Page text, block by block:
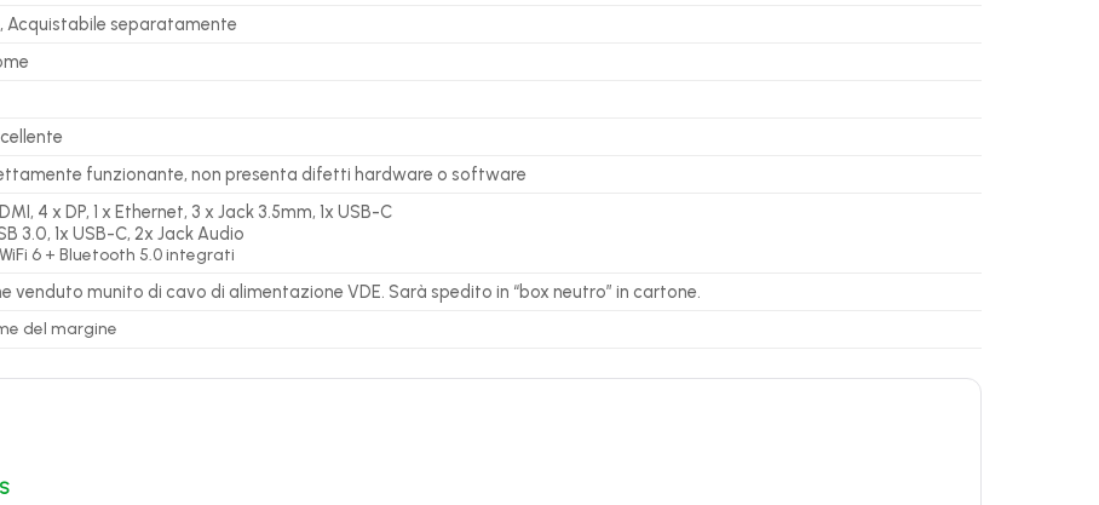
Acquistabile separatamente
funzionante, non presenta difetti hardware o software
4 x DP, 1 x Ethernet, 3 x Jack 3.5mm, 1x USB-C
3.0, 1x USB-C, 2x Jack Audio
6 + Bluetooth 5.0 integrati
venduto munito di cavo di alimentazione VDE. Sarà spedito in “box neutro” in cartone.
del margine